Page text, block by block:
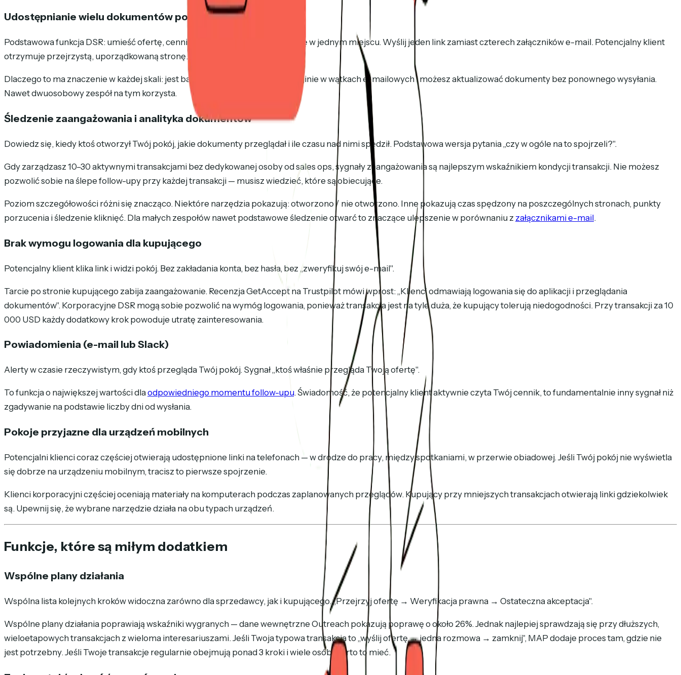
Udostępnianie wielu dokumentów pod jednym linkiem
Podstawowa funkcja DSR: umieść ofertę, cennik, studium przypadku i umowę w jednym miejscu. Wyślij jeden link zamiast czterech załączników e-mail. Potencjalny klient
otrzymuje przejrzystą, uporządkowaną stronę.
Dlaczego to ma znaczenie w każdej skali: jest bardziej profesjonalne, nic nie ginie w wątkach e-mailowych i możesz aktualizować dokumenty bez ponownego wysyłania.
Nawet dwuosobowy zespół na tym korzysta.
Śledzenie zaangażowania i analityka dokumentów
Dowiedz się, kiedy ktoś otworzył Twój pokój, jakie dokumenty przeglądał i ile czasu nad nimi spędził. Podstawowa wersja pytania „czy w ogóle na to spojrzeli?".
Gdy zarządzasz 10–30 aktywnymi transakcjami bez dedykowanej osoby od sales ops, sygnały zaangażowania są najlepszym wskaźnikiem kondycji transakcji. Nie możesz
pozwolić sobie na ślepe follow-upy przy każdej transakcji — musisz wiedzieć, które są obiecujące.
Poziom szczegółowości różni się znacząco. Niektóre narzędzia pokazują: otworzono / nie otworzono. Inne pokazują czas spędzony na poszczególnych stronach, punkty
porzucenia i śledzenie kliknięć. Dla małych zespołów nawet podstawowe śledzenie otwarć to znaczące ulepszenie w porównaniu z załącznikami e-mail.
Brak wymogu logowania dla kupującego
Potencjalny klient klika link i widzi pokój. Bez zakładania konta, bez hasła, bez „zweryfikuj swój e-mail".
Tarcie po stronie kupującego zabija zaangażowanie. Recenzja GetAccept na Trustpilot mówi wprost: „Klienci odmawiają logowania się do aplikacji i przeglądania
dokumentów". Korporacyjne DSR mogą sobie pozwolić na wymóg logowania, ponieważ transakcja jest na tyle duża, że kupujący tolerują niedogodności. Przy transakcji za 10
000 USD każdy dodatkowy krok powoduje utratę zainteresowania.
Powiadomienia (e-mail lub Slack)
Alerty w czasie rzeczywistym, gdy ktoś przegląda Twój pokój. Sygnał „ktoś właśnie przegląda Twoją ofertę".
To funkcja o największej wartości dlaodpowiedniego momentu follow-upu. Świadomość, że potencjalny klient aktywnie czyta Twój cennik, to fundamentalnie inny sygnał niż
zgadywanie na podstawie liczby dni od wysłania.
Pokoje przyjazne dla urządzeń mobilnych
Potencjalni klienci coraz częściej otwierają udostępnione linki na telefonach — w drodze do pracy, między spotkaniami, w przerwie obiadowej. Jeśli Twój pokój nie wyświetla
się dobrze na urządzeniu mobilnym, tracisz to pierwsze spojrzenie.
Klienci korporacyjni częściej oceniają materiały na komputerach podczas zaplanowanych przeglądów. Kupujący przy mniejszych transakcjach otwierają linki gdziekolwiek
są. Upewnij się, że wybrane narzędzie działa na obu typach urządzeń.
Funkcje, które są miłym dodatkiem
Wspólne plany działania
Wspólna lista kolejnych kroków widoczna zarówno dla sprzedawcy, jak i kupującego. „Przejrzyj ofertę → Weryfikacja prawna → Ostateczna akceptacja".
Wspólne plany działania poprawiają wskaźniki wygranych — dane wewnętrzne Outreach pokazują poprawę o około 26%. Jednak najlepiej sprawdzają się przy dłuższych,
wieloetapowych transakcjach z wieloma interesariuszami. Jeśli Twoja typowa transakcja to „wyślij ofertę → jedna rozmowa → zamknij", MAP dodaje proces tam, gdzie nie
jest potrzebny. Jeśli Twoje transakcje regularnie obejmują ponad 3 kroki i wiele osób, warto to mieć.